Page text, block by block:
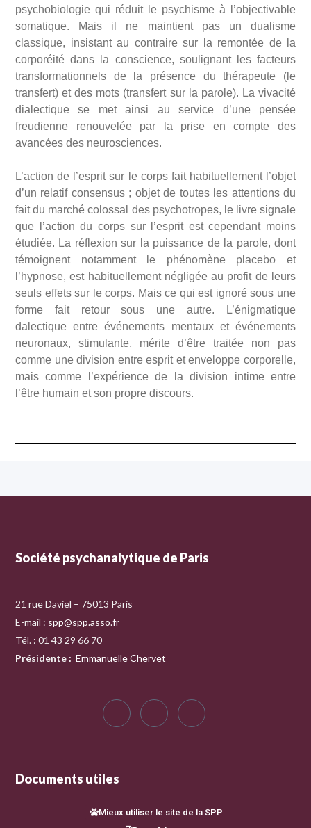
psychobiologie qui réduit le psychisme à l’objectivable
somatique. Mais il ne maintient pas un dualisme
classique, insistant au contraire sur la remontée de la
corporéité dans la conscience, soulignant les facteurs
transformationnels de la présence du thérapeute (le
transfert) et des mots (transfert sur la parole). La vivacité
dialectique se met ainsi au service d’une pensée
freudienne renouvelée par la prise en compte des
avancées des neurosciences.
L’action de l’esprit sur le corps fait habituellement l’objet
d’un relatif consensus ; objet de toutes les attentions du
fait du marché colossal des psychotropes, le livre signale
que l’action du corps sur l’esprit est cependant moins
étudiée. La réflexion sur la puissance de la parole, dont
témoignent notamment le phénomène placebo et
l’hypnose, est habituellement négligée au profit de leurs
seuls effets sur le corps. Mais ce qui est ignoré sous une
forme fait retour sous une autre. L’énigmatique
dalectique entre événements mentaux et événements
neuronaux, stimulante, mérite d’être traitée non pas
comme une division entre esprit et enveloppe corporelle,
mais comme l’expérience de la division intime entre
l’être humain et son propre discours.
Société psychanalytique de Paris
21 rue Daviel – 75013 Paris
E-mail : spp@spp.asso.fr
Tél. : 01 43 29 66 70
Présidente : Emmanuelle Chervet
Documents utiles
Mieux utiliser le site de la SPP